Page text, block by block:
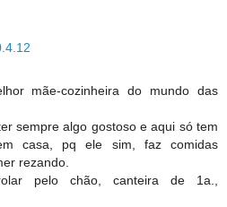
mãe-cozinheira do mundo das
sempre algo gostoso e aqui só tem
casa, pq ele sim, faz comidas
rezando.
pelo chão, canteira de 1a.,